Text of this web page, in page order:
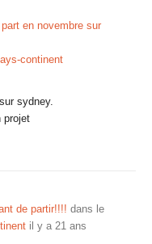
en novembre sur
continent
sydney.
projet
de partir!!!! dans le
il y a 21 ans